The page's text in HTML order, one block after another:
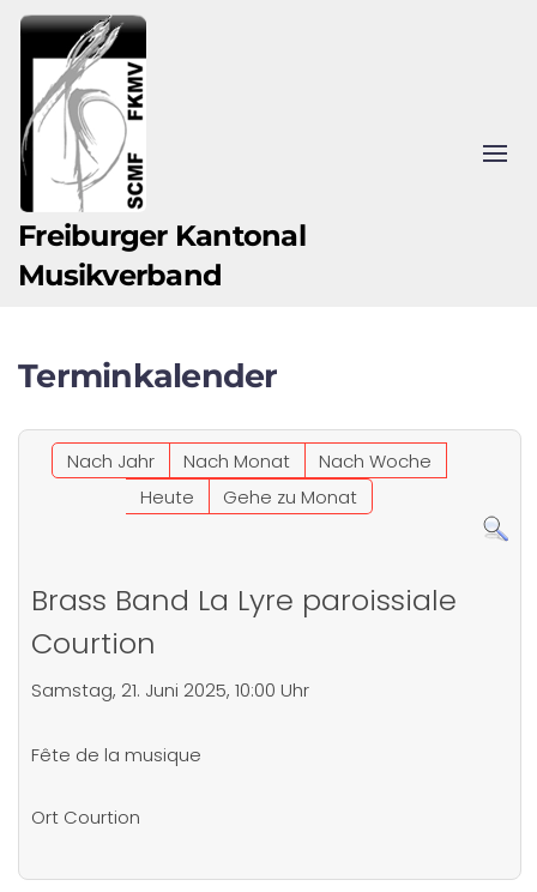
Zum Hauptinhalt springen
Freiburger Kantonal
Musikverband
Terminkalender
Nach Jahr Nach Monat
Nach Woche
Heute
Gehe zu Monat
Brass Band La Lyre paroissiale
Courtion
Samstag, 21. Juni 2025, 10:00 Uhr
Fête de la musique
Ort Courtion